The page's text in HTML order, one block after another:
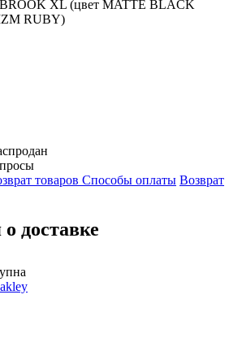
товаров Способы оплаты Возврат
доставке